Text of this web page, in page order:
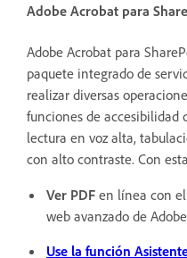
Adobe Acrobat para
Adobe Acrobat para
paquete integrado de
realizar diversas
funciones de accesibilidad
lectura en voz alta,
con alto contraste. Con
Ver PDF en línea con
web avanzado de
Use la función